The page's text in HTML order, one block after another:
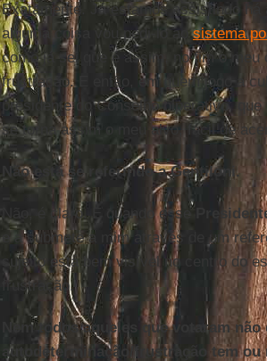
Exatamente. Já estamos assistindo
alguma coisa vou pedi-lo aosistema
como já sei que é assim, no fim o
frustração. E então, em quem jogo a
presidente do Conselho hiperativo,
se torna assim o meu alvo, fácil de
Não está se referindo a Gentiloni.
Não, é claro. E quando esse
e a submete a mim através de um
sujeito está bem visível no centro do
frustração.
Nem todos aqueles que votaram
autodeterminação/frustração tem